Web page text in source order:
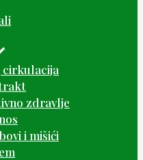
cirkulacija
zdravlje
i mišići